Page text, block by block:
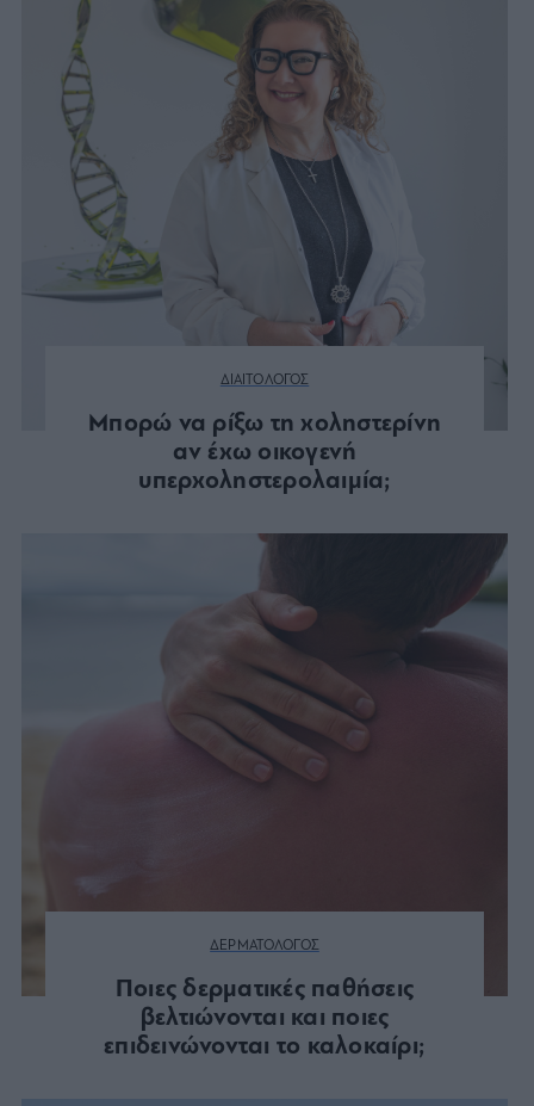
ΔΙΑΙΤΟΛΟΓΟΣ
Μπορώ να ρίξω τη χοληστερίνη
αν έχω οικογενή
υπερχοληστερολαιμία;
ΔΕΡΜΑΤΟΛΟΓΟΣ
Ποιες δερματικές παθήσεις
βελτιώνονται και ποιες
επιδεινώνονται το καλοκαίρι;